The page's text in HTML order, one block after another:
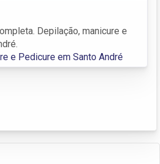
Depilação, manicure e
e Pedicure em Santo André